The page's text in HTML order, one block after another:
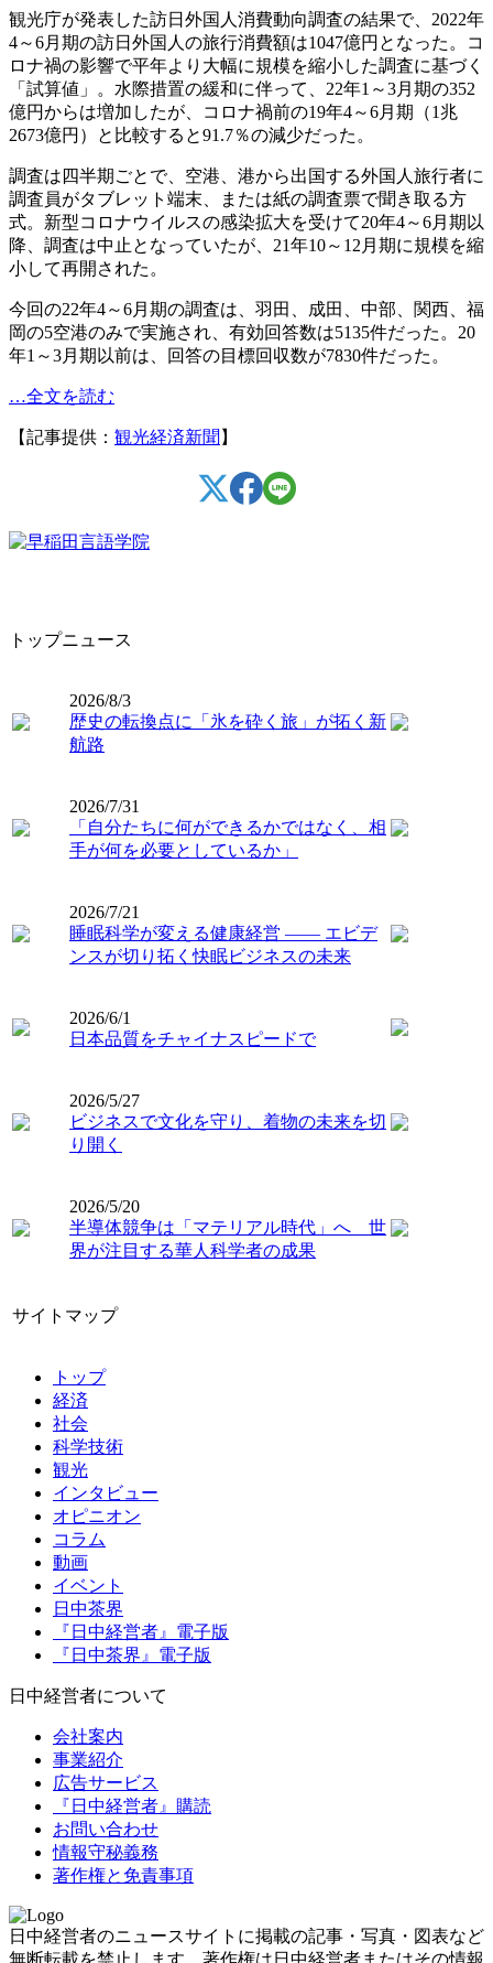
観光庁が発表した訪日外国人消費動向調査の結果で、2022年
4～6月期の訪日外国人の旅行消費額は1047億円となった。コ
ロナ禍の影響で平年より大幅に規模を縮小した調査に基づく
「試算値」。水際措置の緩和に伴って、22年1～3月期の352
億円からは増加したが、コロナ禍前の19年4～6月期（1兆
2673億円）と比較すると91.7％の減少だった。
調査は四半期ごとで、空港、港から出国する外国人旅行者に
調査員がタブレット端末、または紙の調査票で聞き取る方
式。新型コロナウイルスの感染拡大を受けて20年4～6月期以
降、調査は中止となっていたが、21年10～12月期に規模を縮
小して再開された。
今回の22年4～6月期の調査は、羽田、成田、中部、関西、福
岡の5空港のみで実施され、有効回答数は5135件だった。20
年1～3月期以前は、回答の目標回収数が7830件だった。
…全文を読む
【記事提供： 観光経済新聞 】
トップニュース
2026/8/3
歴史の転換点に「氷を砕く旅」が拓く新
航路
2026/7/31
「自分たちに何ができるかではなく、相
手が何を必要としているか」
2026/7/21
睡眠科学が変える健康経営 ―― エビデ
ンスが切り拓く快眠ビジネスの未来
2026/6/1
日本品質をチャイナスピードで
2026/5/27
ビジネスで文化を守り、着物の未来を切
り開く
2026/5/20
半導体競争は「マテリアル時代」へ 世
界が注目する華人科学者の成果
サイトマップ
トップ
経済
社会
科学技術
観光
インタビュー
オピニオン
コラム
動画
イベント
日中茶界
『日中経営者』電子版
『日中茶界』電子版
日中経営者について
会社案内
事業紹介
広告サービス
『日中経営者』購読
お問い合わせ
情報守秘義務
著作権と免責事項
日中経営者のニュースサイトに掲載の記事・写真・図表など
無断転載を禁止します。著作権は日中経営者またはその情報